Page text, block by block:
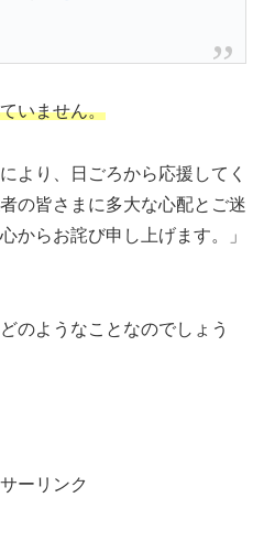
いません。
より、日ごろから応援してく
の皆さまに多大な心配とご迷
からお詫び申し上げます。」
のようなことなのでしょう
ーリンク